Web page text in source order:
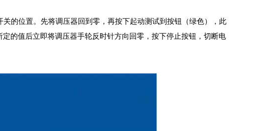
的位置。先将调压器回到零，再按下起动测试到按钮（绿色），此
的值后立即将调压器手轮反时针方向回零，按下停止按钮，切断电